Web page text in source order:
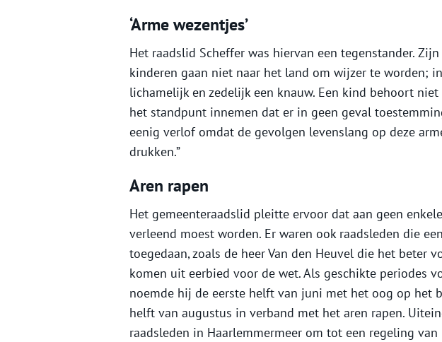
‘Arme wezentjes’
Het raadslid Scheffer was hiervan een tegenstander. Zijn
kinderen gaan niet naar het land om wijzer te worden;
lichamelijk en zedelijk een knauw. Een kind behoort
het standpunt innemen dat er in geen geval
eenig verlof omdat de gevolgen levenslang op deze
drukken.”
Aren rapen
Het gemeenteraadslid pleitte ervoor dat aan geen
verleend moest worden. Er waren ook raadsleden die
toegedaan, zoals de heer Van den Heuvel die het beter
komen uit eerbied voor de wet. Als geschikte periodes
noemde hij de eerste helft van juni met het oog op het
helft van augustus in verband met het aren rapen.
raadsleden in Haarlemmermeer om tot een regeling